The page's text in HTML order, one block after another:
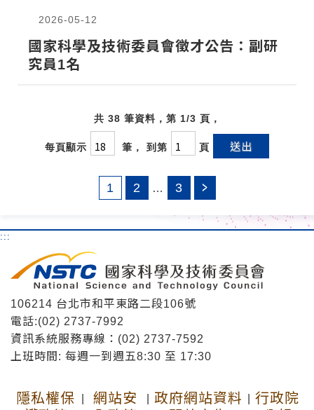
2026-05-12
國家科學及技術委員會徵才公告：副研
究員1名
共 38 筆資料，第 1/3 頁，
每頁顯示 筆， 到第 頁 送出
1 2 … 3
:::
106214 台北市和平東路二段106號
電話:(02) 2737-7992
資訊系統服務專線：(02) 2737-7592
上班時間: 每週一到週五8:30 至 17:30
隱私權保
網站安
政府網站資料
行政院